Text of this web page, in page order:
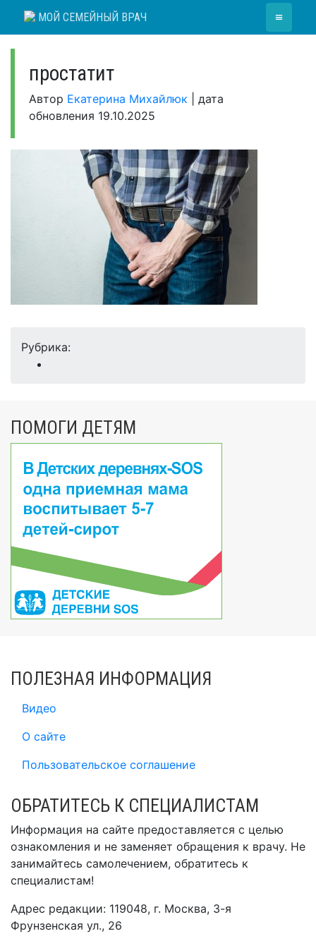
МОЙ СЕМЕЙНЫЙ ВРАЧ ≡
простатит
Автор Екатерина Михайлюк
дата
обновления 19.10.2025
Рубрика:
ПОМОГИ ДЕТЯМ
ПОЛЕЗНАЯ ИНФОРМАЦИЯ
Видео
О сайте
Пользовательское соглашение
ОБРАТИТЕСЬ К СПЕЦИАЛИСТАМ
Информация на сайте предоставляется с целью
ознакомления и не заменяет обращения к врачу. Не
занимайтесь самолечением, обратитесь к
специалистам!
Адрес редакции: 119048, г. Москва, 3-я
Фрунзенская ул., 26